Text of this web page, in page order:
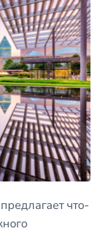
что-